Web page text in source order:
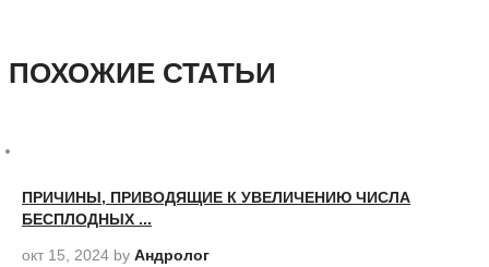
ПОХОЖИЕ СТАТЬИ
ПРИЧИНЫ, ПРИВОДЯЩИЕ К УВЕЛИЧЕНИЮ ЧИСЛА
БЕСПЛОДНЫХ ...
окт 15, 2024 by Андролог